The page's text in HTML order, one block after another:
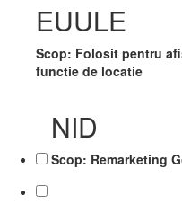
EUULE
Scop: Folosit pentru
functie de locatie
NID
Scop: Remarketing